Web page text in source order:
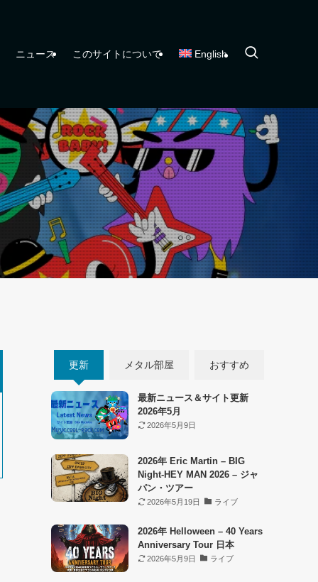
ニュース このサイトについて English
更新 メタル部屋 おすすめ
最新ニュース＆サイト更新
2026年5月
2026年5月9日
2026年 Eric Martin – BIG
Night-HEY MAN 2026 – ジャ
パン・ツアー
2026年5月19日 ライブ
2026年 Helloween – 40 Years
Anniversary Tour 日本
2026年5月9日 ライブ